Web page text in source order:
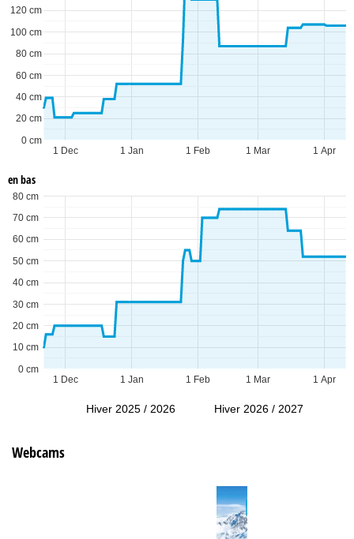
1 Dec 1 Jan 1 Feb 1 Mar 1 Apr
0 cm
20 cm
40 cm
60 cm
80 cm
100 cm
120 cm
en bas
1 Dec 1 Jan 1 Feb 1 Mar 1 Apr
0 cm
10 cm
20 cm
30 cm
40 cm
50 cm
60 cm
70 cm
80 cm
Hiver 2025 / 2026 Hiver 2026 / 2027
Webcams